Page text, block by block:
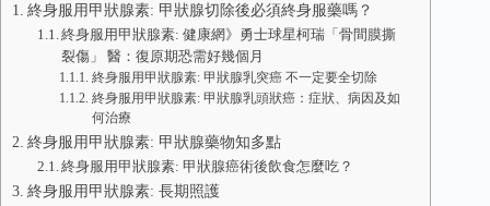
終身服用甲狀腺素: 甲狀腺切除後必須終身服藥嗎？
終身服用甲狀腺素: 健康網》勇士球星柯瑞「骨間膜撕
裂傷」 醫：復原期恐需好幾個月
終身服用甲狀腺素: 甲狀腺乳突癌 不一定要全切除
終身服用甲狀腺素: 甲狀腺乳頭狀癌：症狀、病因及如
何治療
終身服用甲狀腺素: 甲狀腺藥物知多點
終身服用甲狀腺素: 甲狀腺癌術後飲食怎麼吃？
終身服用甲狀腺素: 長期照護